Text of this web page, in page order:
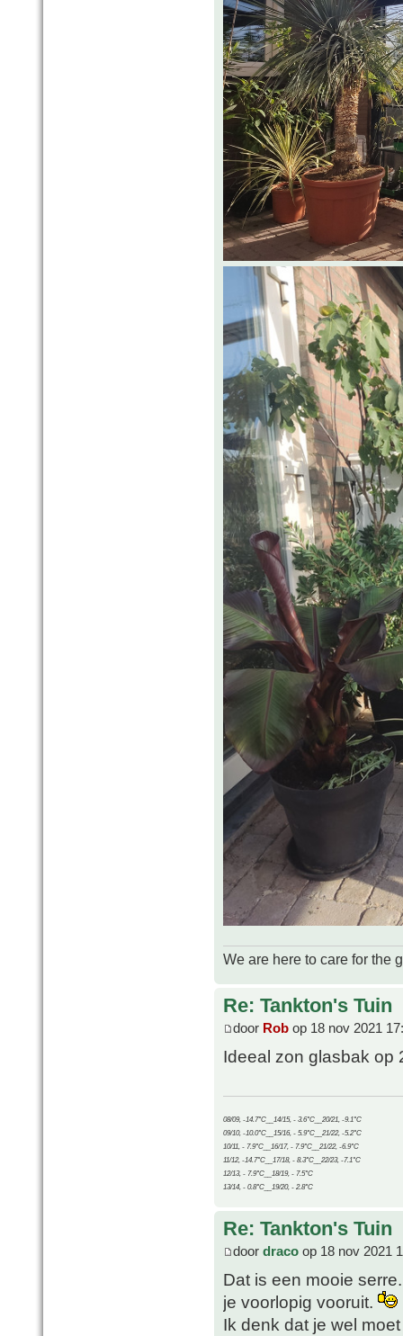
We are here to care for the
Re: Tankton's Tuin
door Rob op 18 nov 2021
Ideeal zon glasbak op
08/09, -14.7°C__14/15, - 3.6°C__20/21, -9.1°C
09/10, -10.0°C__15/16, - 5.9°C__21/22, -5.2°C
10/11, - 7.9°C__16/17, - 7.9°C__21/22, -6.9°C
11/12, -14.7°C__17/18, - 8.3°C__22/23, -7.1°C
12/13, - 7.9°C__18/19, - 7.5°C
13/14, - 0.8°C__19/20, - 2.8°C
Re: Tankton's Tuin
door draco op 18 nov 2021
Dat is een mooie
je voorlopig vooruit.
Ik denk dat je wel